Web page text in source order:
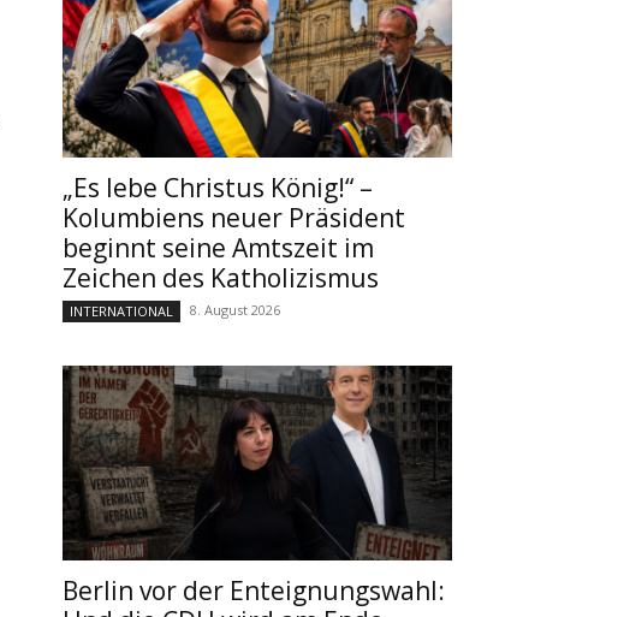
„Es lebe Christus König!“ –
Kolumbiens neuer Präsident
beginnt seine Amtszeit im
Zeichen des Katholizismus
INTERNATIONAL 8. August 2026
Berlin vor der Enteignungswahl: